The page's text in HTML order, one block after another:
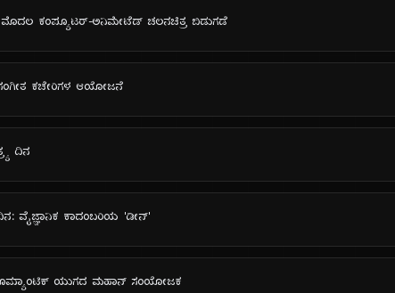
ಕಂಪ್ಯೂಟರ್-ಅನಿಮೇಟೆಡ್ ಚಲನಚಿತ್ರ ಬಿಡುಗಡೆ
ಕಚೇರಿಗಳ ಆಯೋಜನೆ
ದಿನ
ವೈಜ್ಞಾನಿಕ ಕಾದಂಬರಿಯ 'ಡೀನ್'
ರೊಮ್ಯಾಂಟಿಕ್ ಯುಗದ ಮಹಾನ್ ಸಂಯೋಜಕ